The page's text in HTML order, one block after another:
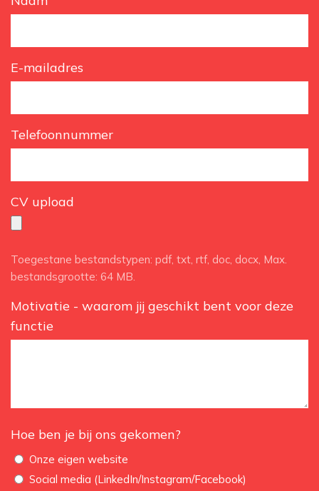
E-mailadres
Telefoonnummer
CV upload
Toegestane bestandstypen: pdf, txt, rtf, doc, docx, Max.
bestandsgrootte: 64 MB.
Motivatie - waarom jij geschikt bent voor deze
functie
Hoe ben je bij ons gekomen?
Onze eigen website
Social media (LinkedIn/Instagram/Facebook)